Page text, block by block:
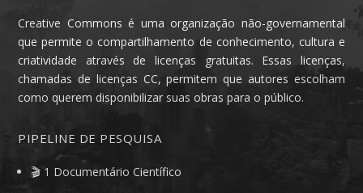
Creative Commons é uma organização não-governamental
que permite o compartilhamento de conhecimento, cultura e
criatividade através de licenças gratuitas. Essas licenças,
chamadas de licenças CC, permitem que autores escolham
como querem disponibilizar suas obras para o público.
PIPELINE DE PESQUISA
🎬 1 Documentário Científico